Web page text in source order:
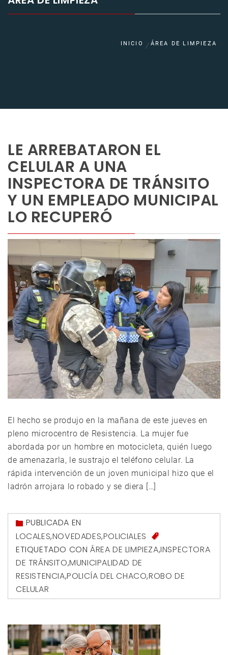
INICIO ÁREA DE LIMPIEZA
LE ARREBATARON EL
CELULAR A UNA
INSPECTORA DE TRÁNSITO
Y UN EMPLEADO MUNICIPAL
LO RECUPERÓ
El hecho se produjo en la mañana de este jueves en
pleno microcentro de Resistencia. La mujer fue
abordada por un hombre en motocicleta, quién luego
de amenazarla, le sustrajo el teléfono celular. La
rápida intervención de un joven municipal hizo que el
ladrón arrojara lo robado y se diera […]
PUBLICADA EN
LOCALES,NOVEDADES,POLICIALES
ETIQUETADO CON ÁREA DE LIMPIEZA,INSPECTORA
DE TRÁNSITO,MUNICIPALIDAD DE
RESISTENCIA,POLICÍA DEL CHACO,ROBO DE
CELULAR